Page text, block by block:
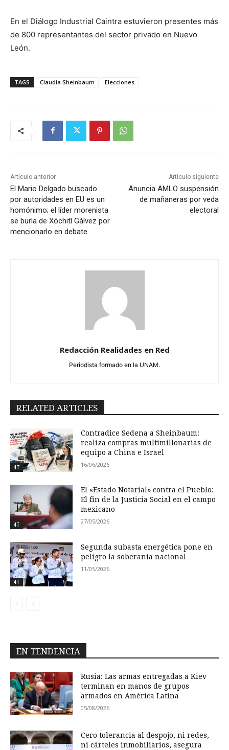
En el Diálogo Industrial Caintra estuvieron presentes más
de 800 representantes del sector privado en Nuevo
León.
TAGS Claudia Sheinbaum Elecciones
Artículo anterior
El Mario Delgado buscado
por autoridades en EU es un
homónimo; el líder morenista
se burla de Xóchitl Gálvez por
mencionarlo en debate
Artículo siguiente
Anuncia AMLO suspensión
de mañaneras por veda
electoral
Redacción Realidades en Red
Periodista formado en la UNAM.
RELATED ARTICLES
4T
Contradice Sedena a Sheinbaum:
realiza compras multimillonarias de
equipo a China e Israel
16/06/2026
4T
El «Estado Notarial» contra el Pueblo:
El fin de la Justicia Social en el campo
mexicano
27/05/2026
4T
Segunda subasta energética pone en
peligro la soberanía nacional
11/05/2026
EN TENDENCIA
Rusia: Las armas entregadas a Kiev
terminan en manos de grupos
armados en América Latina
05/08/2026
Cero tolerancia al despojo, ni redes,
ni cárteles inmobiliarios, asegura